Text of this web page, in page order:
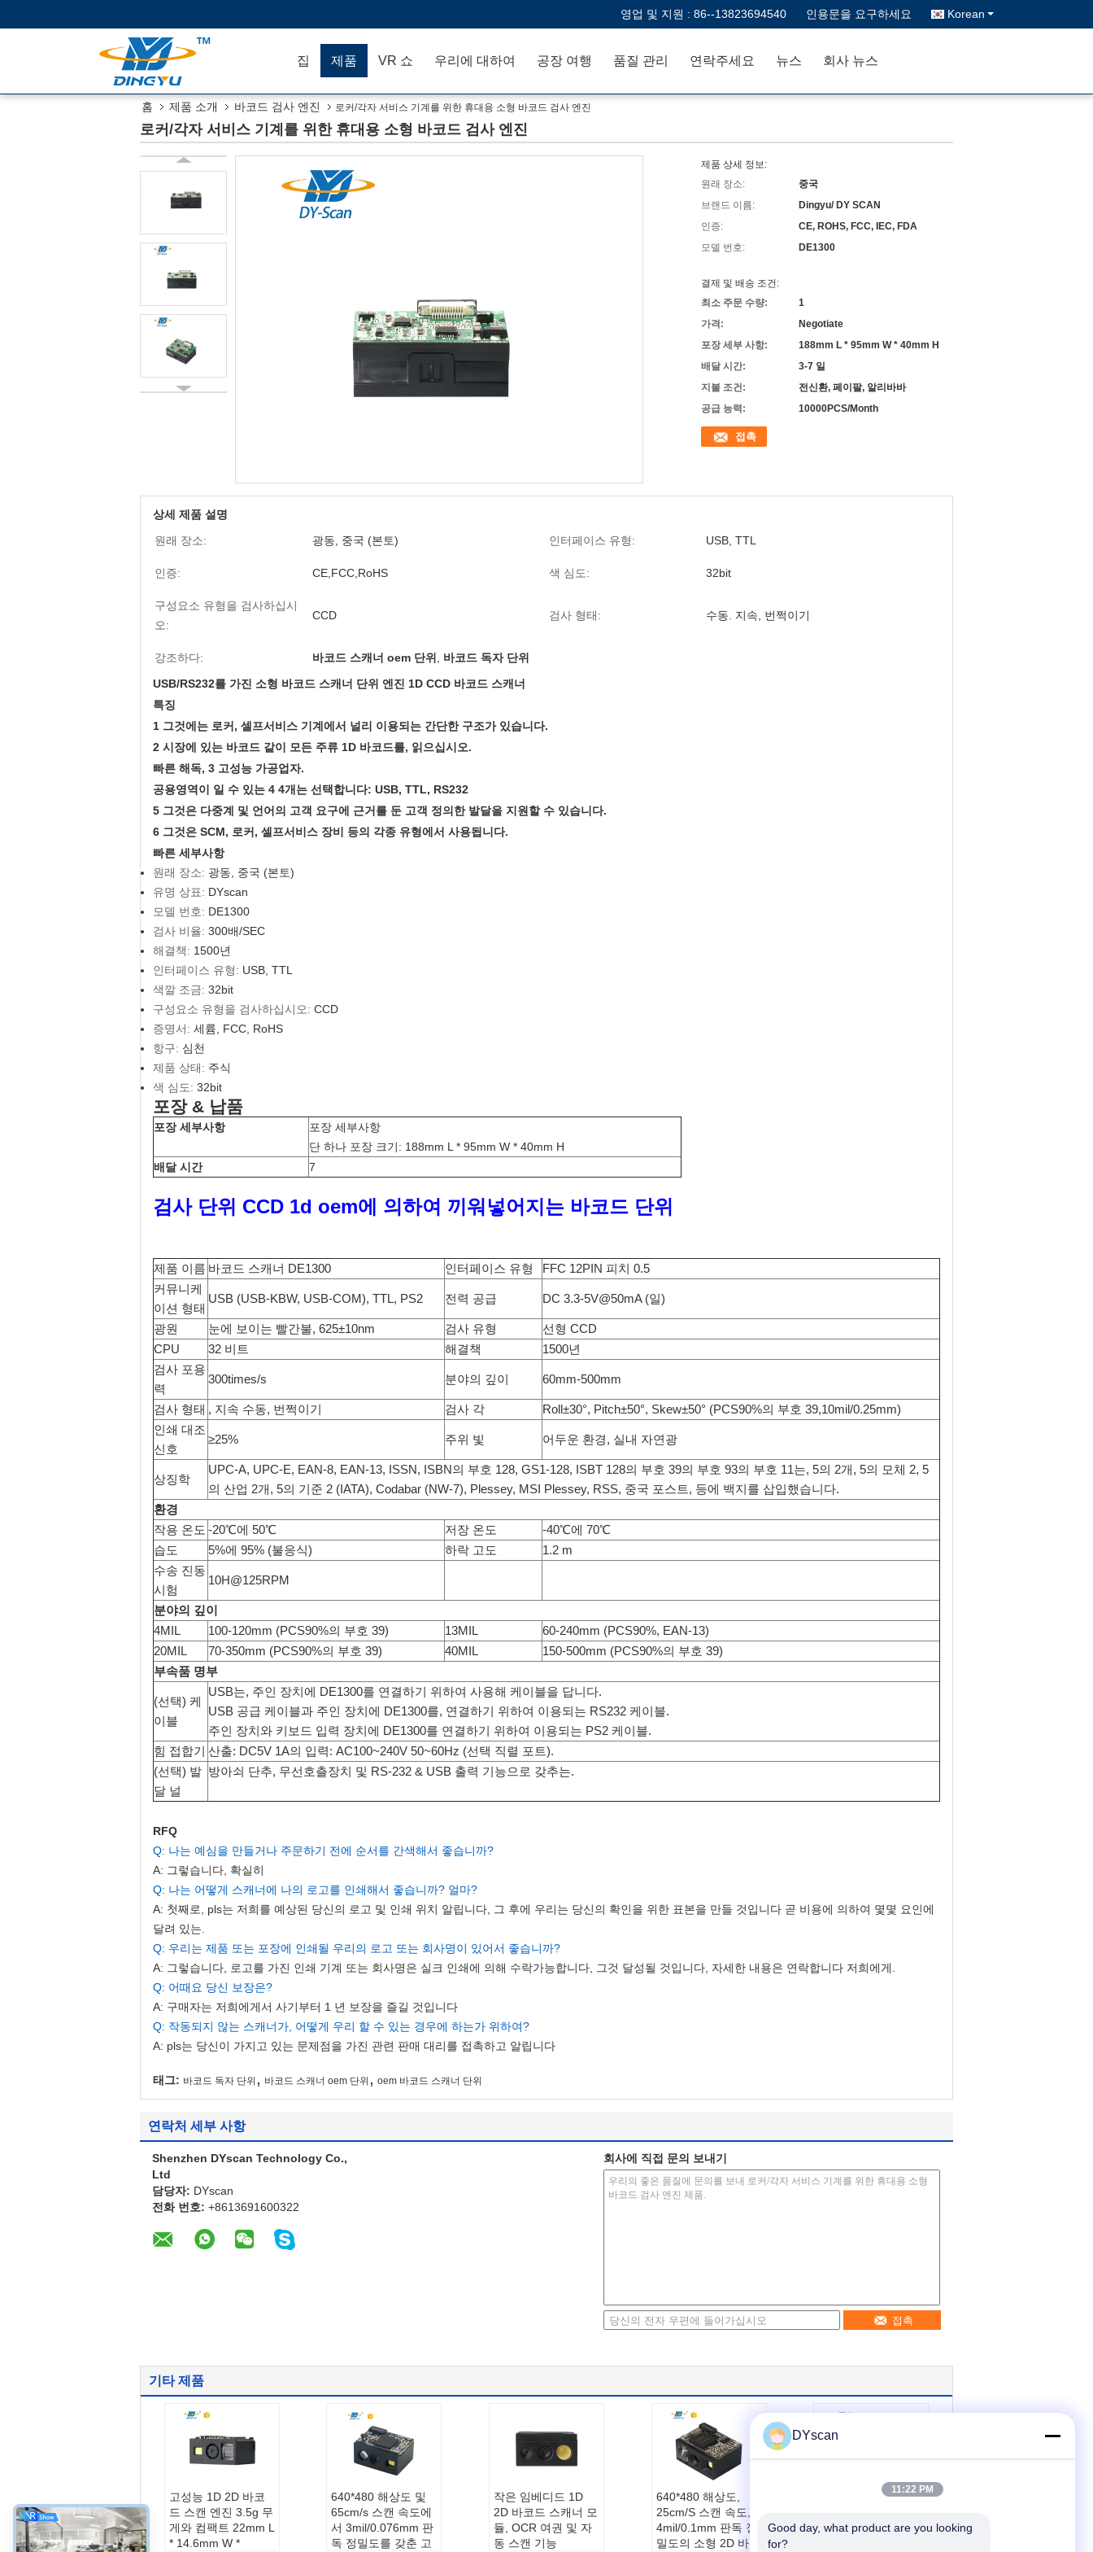
영업 및 지원 : 86--13823694540 인용문을 요구하세요 Korean
집 제품 VR 쇼 우리에 대하여 공장 여행 품질 관리 연락주세요 뉴스 회사 뉴스
홈 제품 소개 바코드 검사 엔진 로커/각자 서비스 기계를 위한 휴대용 소형 바코드 검사 엔진
로커/각자 서비스 기계를 위한 휴대용 소형 바코드 검사 엔진
제품 상세 정보:
원래 장소:
중국
브랜드 이름:
Dingyu/ DY SCAN
인증:
CE, ROHS, FCC, IEC, FDA
모델 번호:
DE1300
결제 및 배송 조건:
최소 주문 수량:
1
가격:
Negotiate
포장 세부 사항:
188mm L * 95mm W * 40mm H
배달 시간:
3-7 일
지불 조건:
전신환, 페이팔, 알리바바
공급 능력:
10000PCS/Month
접촉
상세 제품 설명
원래 장소:
광동, 중국 (본토) 인터페이스 유형: USB, TTL
인증: CE,FCC,RoHS 색 심도: 32bit
구성요소 유형을 검사하십시
오:
CCD 검사 형태: 수동. 지속, 번쩍이기
강조하다: 바코드 스캐너 oem 단위
바코드 독자 단위
USB/RS232를 가진 소형 바코드 스캐너 단위 엔진 1D CCD 바코드 스캐너
특징
1 그것에는 로커, 셀프서비스 기계에서 널리 이용되는 간단한 구조가 있습니다.
2 시장에 있는 바코드 같이 모든 주류 1D 바코드를, 읽으십시오.
빠른 해독, 3 고성능 가공업자.
공용영역이 일 수 있는 4 4개는 선택합니다: USB, TTL, RS232
5 그것은 다중계 및 언어의 고객 요구에 근거를 둔 고객 정의한 발달을 지원할 수 있습니다.
6 그것은 SCM, 로커, 셀프서비스 장비 등의 각종 유형에서 사용됩니다.
빠른 세부사항
원래 장소: 광동, 중국 (본토)
유명 상표: DYscan
모델 번호: DE1300
검사 비율: 300배/SEC
해결책: 1500년
인터페이스 유형: USB, TTL
색깔 조금: 32bit
구성요소 유형을 검사하십시오: CCD
증명서: 세륨, FCC, RoHS
항구: 심천
제품 상태: 주식
색 심도: 32bit
포장 & 납품
포장 세부사항
포장 세부사항
단 하나 포장 크기: 188mm L * 95mm W * 40mm H
배달 시간
7
검사 단위 CCD 1d oem에 의하여 끼워넣어지는 바코드 단위
제품 이름 바코드 스캐너 DE1300 인터페이스 유형
FFC 12PIN 피치 0.5
커뮤니케
이션 형태
USB (USB-KBW, USB-COM), TTL, PS2 전력 공급 DC 3.3-5V@50mA (일)
광원 눈에 보이는 빨간불, 625±10nm 검사 유형
선형 CCD
CPU
32 비트 해결책
1500년
검사 포용
력
300times/s 분야의 깊이 60mm-500mm
검사 형태 , 지속 수동, 번쩍이기 검사 각
Roll±30°, Pitch±50°, Skew±50° (PCS90%의 부호 39,10mil/0.25mm)
인쇄 대조
신호
≥25% 주위 빛 어두운 환경, 실내 자연광
상징학
UPC-A, UPC-E, EAN-8, EAN-13, ISSN, ISBN의 부호 128, GS1-128, ISBT 128의 부호 39의 부호 93의 부호 11는, 5의 2개, 5의 모체 2, 5
의 산업 2개, 5의 기준 2 (IATA), Codabar (NW-7), Plessey, MSI Plessey, RSS, 중국 포스트, 등에 백지를 삽입했습니다.
환경
작용 온도 -20℃에 50℃ 저장 온도
-40℃에 70℃
습도
5%에 95% (불응식) 하락 고도
1.2 m
수송 진동
시험
10H@125RPM
분야의 깊이
4MIL
100-120mm (PCS90%의 부호 39) 13MIL
60-240mm (PCS90%, EAN-13)
20MIL
70-350mm (PCS90%의 부호 39) 40MIL
150-500mm (PCS90%의 부호 39)
부속품 명부
(선택) 케
이블
USB는, 주인 장치에 DE1300를 연결하기 위하여 사용해 케이블을 답니다.
USB 공급 케이블과 주인 장치에 DE1300를, 연결하기 위하여 이용되는 RS232 케이블.
주인 장치와 키보드 입력 장치에 DE1300를 연결하기 위하여 이용되는 PS2 케이블.
힘 접합기 산출: DC5V 1A의 입력: AC100~240V 50~60Hz (선택 직렬 포트).
(선택) 발
달 널
방아쇠 단추, 무선호츨장치 및 RS-232 & USB 출력 기능으로 갖추는.
RFQ
Q: 나는 예심을 만들거나 주문하기 전에 순서를 간색해서 좋습니까?
A: 그렇습니다, 확실히
Q: 나는 어떻게 스캐너에 나의 로고를 인쇄해서 좋습니까? 얼마?
A: 첫째로, pls는 저희를 예상된 당신의 로고 및 인쇄 위치 알립니다, 그 후에 우리는 당신의 확인을 위한 표본을 만들 것입니다 곧 비용에 의하여 몇몇 요인에
달려 있는.
Q: 우리는 제품 또는 포장에 인쇄될 우리의 로고 또는 회사명이 있어서 좋습니까?
A: 그렇습니다, 로고를 가진 인쇄 기계 또는 회사명은 실크 인쇄에 의해 수락가능합니다, 그것 달성될 것입니다, 자세한 내용은 연락합니다 저희에게.
Q: 어때요 당신 보장은?
A: 구매자는 저희에게서 사기부터 1 년 보장을 즐길 것입니다
Q: 작동되지 않는 스캐너가, 어떻게 우리 할 수 있는 경우에 하는가 위하여?
A: pls는 당신이 가지고 있는 문제점을 가진 관련 판매 대리를 접촉하고 알립니다
태그: 바코드 독자 단위 , 바코드 스캐너 oem 단위 , oem 바코드 스캐너 단위
연락처 세부 사항
Shenzhen DYscan Technology Co.,
Ltd
담당자: DYscan
전화 번호: +8613691600322
회사에 직접 문의 보내기
접촉
기타 제품
고성능 1D 2D 바코
드 스캔 엔진 3.5g 무
게와 컴팩트 22mm L
* 14.6mm W *
640*480 해상도 및
65cm/s 스캔 속도에
서 3mil/0.076mm 판
독 정밀도를 갖춘 고
작은 임베디드 1D
2D 바코드 스캐너 모
듈, OCR 여권 및 자
동 스캔 기능
640*480 해상도,
25cm/S 스캔 속도,
4mil/0.1mm 판독 정
밀도의 소형 2D 바코
컴팩트 바코드 스캔
떨어 뜨림 높이와 신
DYscan
11:22 PM
Good day, what product are you looking
for?